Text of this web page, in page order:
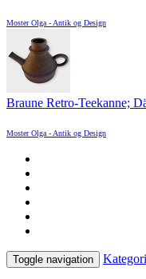
Moster Olga - Antik og Design
Braune Retro-Teekanne;
Moster Olga - Antik og Design
Toggle navigation